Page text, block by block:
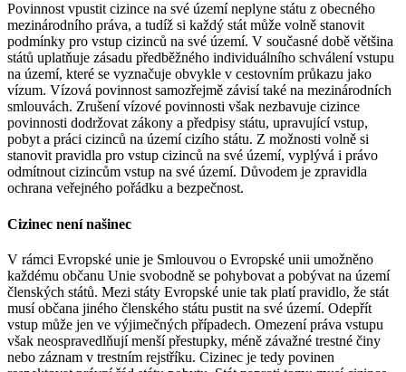
Povinnost vpustit cizince na své území neplyne státu z obecného
mezinárodního práva, a tudíž si každý stát může volně stanovit
podmínky pro vstup cizinců na své území. V současné době většina
států uplatňuje zásadu předběžného individuálního schválení vstupu
na území, které se vyznačuje obvykle v cestovním průkazu jako
vízum. Vízová povinnost samozřejmě závisí také na mezinárodních
smlouvách. Zrušení vízové povinnosti však nezbavuje cizince
povinnosti dodržovat zákony a předpisy státu, upravující vstup,
pobyt a práci cizinců na území cizího státu. Z možnosti volně si
stanovit pravidla pro vstup cizinců na své území, vyplývá i právo
odmítnout cizincům vstup na své území. Důvodem je zpravidla
ochrana veřejného pořádku a bezpečnost.
Cizinec není našinec
V rámci Evropské unie je Smlouvou o Evropské unii umožněno
každému občanu Unie svobodně se pohybovat a pobývat na území
členských států. Mezi státy Evropské unie tak platí pravidlo, že stát
musí občana jiného členského státu pustit na své území. Odepřít
vstup může jen ve výjimečných případech. Omezení práva vstupu
však neospravedlňují menší přestupky, méně závažné trestné činy
nebo záznam v trestním rejstříku. Cizinec je tedy povinen